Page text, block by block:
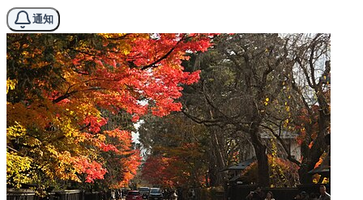
通知